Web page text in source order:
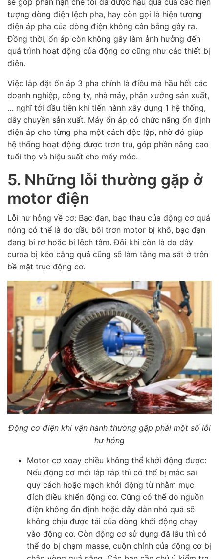
tượng dòng điện lệch pha, hay còn gọi là hiện tượng
điện áp pha của dòng điện không cân bằng gây ra.
Đồng thời, ổn áp còn không gây làm ảnh hưởng đến
quá trình hoạt động của động cơ cũng như các thiết bị
điện.
Việc lắp đặt ổn áp 3 pha chính là điều mà hầu hết các
doanh nghiệp, công ty, nhà máy, phân xưởng sản xuất,
… nghĩ tới đầu tiên khi tiến hành xây dựng 1 hệ thống,
dây chuyền sản xuất. Máy ổn áp có chức năng ổn định
điện áp cho từng pha một cách độc lập, nhờ đó giúp
hệ thống hoạt động được trơn tru, góp phần nâng cao
tuổi thọ và hiệu suất cho máy móc.
5. Những lỗi thường gặp ở
motor điện
Lỗi hư hỏng về cơ: Bạc đạn, bạc thau của động cơ quá
nóng có thể là do dầu bôi trơn motor bị khô, bạc đạn
đang bị rơ hoặc bị lệch tâm. Đôi khi còn là do dây
curoa bị kéo căng quá cũng sẽ làm tăng ma sát ở trên
bề mặt trục động cơ.
Động cơ điện khi vận hành thường gặp phải một số lỗi
hư hỏng
Motor cơ xoay chiều không thể khởi động được:
Nếu động cơ mới lắp ráp thì có thể bị mắc sai
quy cách hoặc mạch khởi động từ nhằm mục
đích điều khiển động cơ. Cũng có thể do nguồn
điện không ổn định hoặc dây dẫn nhỏ quá sẽ
không chịu được tải của dòng khởi động chạy
vào động cơ. Còn động cơ sử dụng đã lâu thì có
thể do bị chạm masse, cuộn chính của động cơ bị